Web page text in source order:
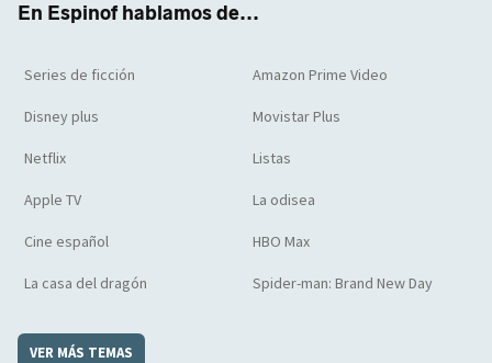
En Espinof hablamos de...
Series de ficción Amazon Prime Video
Disney plus Movistar Plus
Netflix Listas
Apple TV La odisea
Cine español HBO Max
La casa del dragón Spider-man: Brand New Day
VER MÁS TEMAS